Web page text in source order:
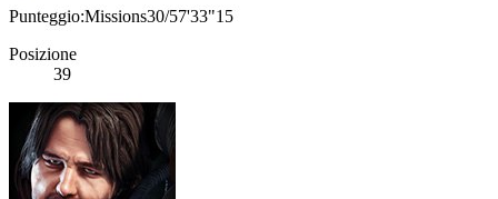
Punteggio:Missions30/57'33"15
Posizione
39